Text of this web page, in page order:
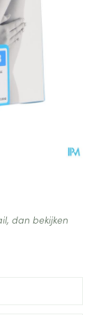
dan bekijken